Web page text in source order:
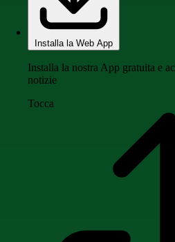
Installa la Web App
Installa la nostra App gratuita e
notizie
Tocca